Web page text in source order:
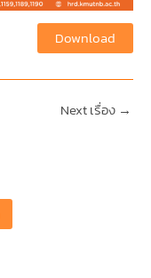
Download
Next เรื่อง →